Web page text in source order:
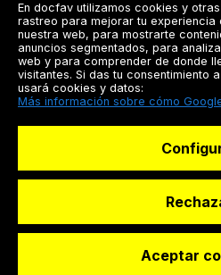
Docfav
© Dashboard
En docfav utilizamos cookies y
rastreo para mejorar tu experiencia
nuestra web, para mostrarte
anuncios segmentados, para
web y para comprender de donde
visitantes. Si das tu consentimiento
usará cookies y datos:
Más información sobre cómo
Aceptar